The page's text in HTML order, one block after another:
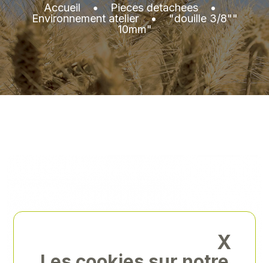
Accueil•Pieces detachees•
Environnement atelier•"douille 3/8""
10mm"
X